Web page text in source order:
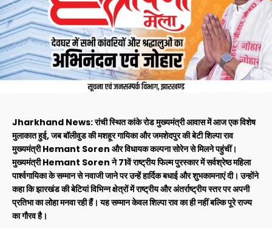
Jharkhand News: रांची स्थित कांके रोड मुख्यमंत्री आवास में आज एक विशेष
मुलाकात हुई, जब बॉलीवुड की मशहूर गायिका और जमशेदपुर की बेटी शिल्पा राव
मुख्यमंत्री Hemant Soren और विधायक कल्पना सोरेन से मिलने पहुंचीं।
मुख्यमंत्री Hemant Soren ने 71वें राष्ट्रीय फिल्म पुरस्कार में सर्वश्रेष्ठ महिला
पार्श्वगायिका के सम्मान से नवाजी जाने पर उन्हें हार्दिक बधाई और शुभकामनाएं दी। उन्होंने
कहा कि झारखंड की बेटियां विभिन्न क्षेत्रों में राष्ट्रीय और अंतर्राष्ट्रीय स्तर पर अपनी
प्रतिभा का लोहा मनवा रही हैं। यह सम्मान केवल शिल्पा राव का ही नहीं बल्कि पूरे राज्य
का गौरव है।